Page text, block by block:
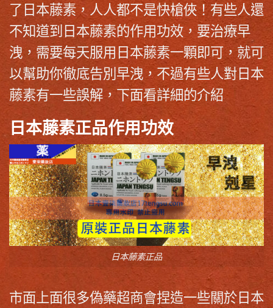
了 日本藤素 ，人人都不是快槍俠！有些人還
不知道到日本藤素的作用功效，要治療早
洩，需要每天服用日本藤素一顆即可，就可
以幫助你徹底告別早洩，不過有些人對日本
藤素有一些誤解，下面看詳細的介紹
日本藤素正品作用功效
日本藤素正品
市面上面很多偽藥超商會捏造一些關於日本